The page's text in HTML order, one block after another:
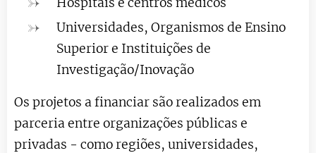
Universidades, Organismos de Ensino
Superior e Instituições de
Investigação/Inovação
Os projetos a financiar são realizados em
parceria entre organizações públicas e
privadas - como regiões, universidades,